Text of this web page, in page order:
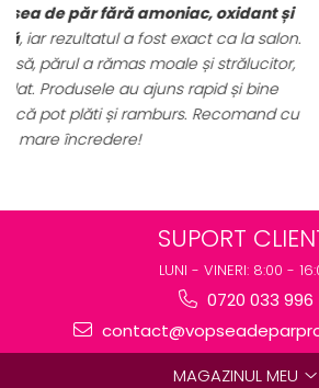
Seturile promoționale de pe
sunt extrem de avantajoase. Am
complet de vopsele profesionale cu
perfect pentru uz profesional.
preț excelent. Se vede clar că sunt
destinate rezultatelor de
SUPORT
LUNI - VINERI: 8:00 -
0720 033 996
MAGAZINUL MEU